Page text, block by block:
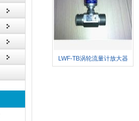
LWF-TB涡轮流量计放大器